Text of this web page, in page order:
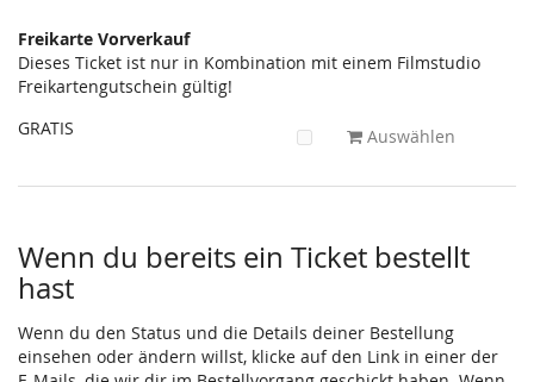
Freikarte Vorverkauf
Dieses Ticket ist nur in Kombination mit einem Filmstudio
Freikartengutschein gültig!
GRATIS
Auswählen
Wenn du bereits ein Ticket bestellt
hast
Wenn du den Status und die Details deiner Bestellung
einsehen oder ändern willst, klicke auf den Link in einer der